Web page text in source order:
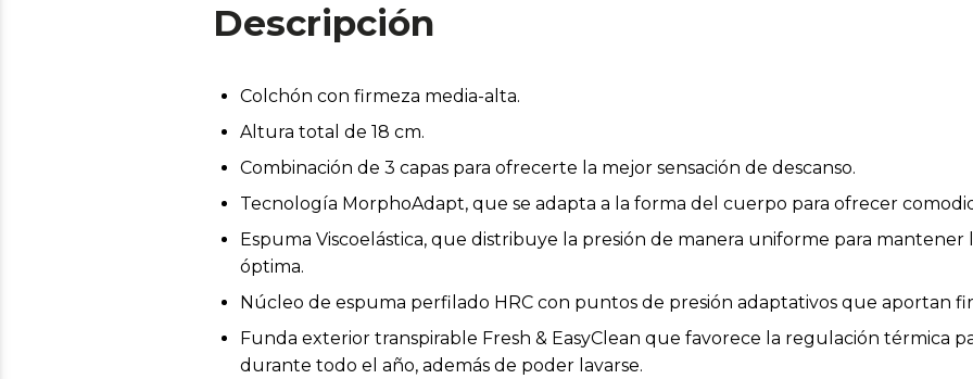
Descripción
Colchón con firmeza media-alta.
Altura total de 18 cm.
Combinación de 3 capas para ofrecerte la mejor sensación de descanso.
Tecnología MorphoAdapt, que se adapta a la forma del cuerpo para ofrecer
Espuma Viscoelástica, que distribuye la presión de manera uniforme para mantener
óptima.
Núcleo de espuma perfilado HRC con puntos de presión adaptativos que aportan
Funda exterior transpirable Fresh & EasyClean que favorece la regulación térmica
durante todo el año, además de poder lavarse.